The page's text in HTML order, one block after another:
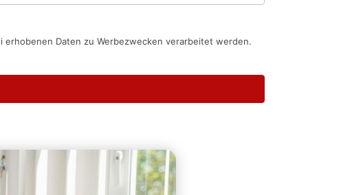
erhobenen Daten zu Werbezwecken verarbeitet werden.